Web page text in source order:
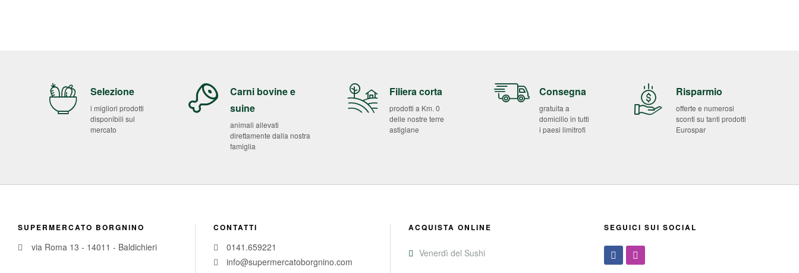
Selezione
i migliori prodotti
disponibili sul
mercato
Carni bovine e
suine
animali allevati
direttamente dalla nostra
famiglia
Filiera corta
prodotti a Km. 0
delle nostre terre
astigiane
Consegna
gratuita a
domicilio in tutti
i paesi limitrofi
Risparmio
offerte e numerosi
sconti su tanti prodotti
Eurospar
SUPERMERCATO BORGNINO
via Roma 13 - 14011 - Baldichieri
CONTATTI
0141.659221
info@supermercatoborgnino.com
ACQUISTA ONLINE
Venerdì del Sushi
SEGUICI SUI SOCIAL